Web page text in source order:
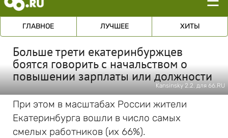
ГЛАВНОЕ ЛУЧШЕЕ ХИТЫ
Больше трети екатеринбуржцев
боятся говорить с начальством о
повышении зарплаты или должности
Kansinsky 2.2. для 66.RU
При этом в масштабах России жители
Екатеринбурга вошли в число самых
смелых работников (их 66%).